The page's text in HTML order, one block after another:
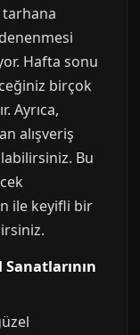
tarhana
Hafta sonu
birçok
Ayrıca,
alışveriş
Bu
ile keyifli bir
Sanatlarının